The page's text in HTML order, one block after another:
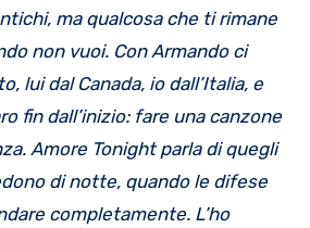
ma qualcosa che ti rimane
non vuoi. Con Armando ci
lui dal Canada, io dall’Italia, e
fin dall’inizio: fare una canzone
Amore Tonight parla di quegli
di notte, quando le difese
completamente. L’ho